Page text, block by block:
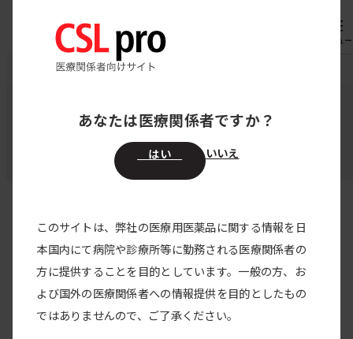
メニュー
CSL pro お知らせ ベリプラストPコンビセット組織接着用
ベリプラストPコンビセット組織接着用
すべての製品
すべてのカテゴリー
2026/04/01 インタビューフォーム
ベリプラスト インタビューフォームを改訂しま
あなたは医療関係者ですか？
はい いいえ
このサイトは、弊社の医療用医薬品に関する情報を日
本国内にて病院や診療所等に勤務される医療関係者の
方に提供することを目的としています。一般の方、お
よび国外の医療関係者への情報提供を目的としたもの
ではありませんので、ご了承ください。